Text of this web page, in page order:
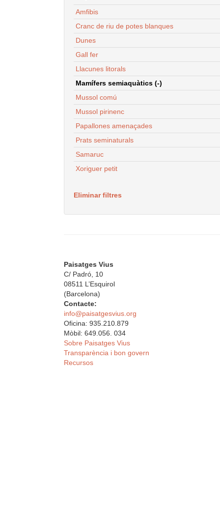
Amfibis
Cranc de riu de potes blanques
Dunes
Gall fer
Llacunes litorals
Mamífers semiaquàtics (-)
Mussol comú
Mussol pirinenc
Papallones amenaçades
Prats seminaturals
Samaruc
Xoriguer petit
Eliminar filtres
Paisatges Vius
C/ Padró, 10
08511 L’Esquirol
(Barcelona)
Contacte:
info@paisatgesvius.org
Oficina: 935.210.879
Mòbil: 649.056. 034
Sobre Paisatges Vius
Transparència i bon govern
Recursos